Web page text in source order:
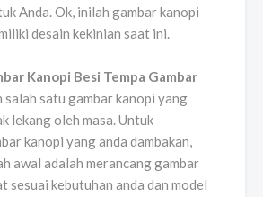
Anda. Ok, inilah gambar kanopi
desain kekinian saat ini.
Kanopi Besi Tempa Gambar
salah satu gambar kanopi yang
lekang oleh masa. Untuk
kanopi yang anda dambakan,
awal adalah merancang gambar
sesuai kebutuhan anda dan model